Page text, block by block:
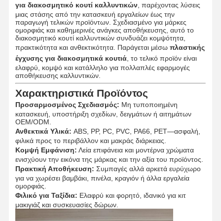
για διακοσμητικό κουτί καλλυντικών, παρέχοντας λύσεις
μιας στάσης από την κατασκευή εργαλείων έως την
παραγωγή τελικών προϊόντων. Σχεδιασμένο για μάρκες
ομορφιάς και καθημερινές ανάγκες αποθήκευσης, αυτό το
διακοσμητικό κουτί καλλυντικών συνδυάζει κομψότητα,
πρακτικότητα και ανθεκτικότητα. Παράγεται μέσω πλαστικής
έγχυσης για διακοσμητικά κουτιά, το τελικό προϊόν είναι
ελαφρύ, κομψό και κατάλληλο για πολλαπλές εφαρμογές
αποθήκευσης καλλυντικών.
Χαρακτηριστικά Προϊόντος
Προσαρμοσμένος Σχεδιασμός: Μη τυποποιημένη
κατασκευή, υποστήριξη σχεδίων, δειγμάτων ή αιτημάτων
OEM/ODM.
Ανθεκτικά Υλικά: ABS, PP, PC, PVC, PA66, PET—ασφαλή,
φιλικά προς το περιβάλλον και μακράς διάρκειας.
Κομψή Εμφάνιση: Λεία επιφάνεια και μοντέρνα χρώματα
ενισχύουν την εικόνα της μάρκας και την αξία του προϊόντος.
Πρακτική Αποθήκευση: Συμπαγές αλλά αρκετά ευρύχωρο
για να χωρέσει βαμβάκι, πινέλα, κραγιόν ή άλλα εργαλεία
ομορφιάς.
Φιλικό για Ταξίδια: Ελαφρύ και φορητό, ιδανικό για κιτ
μακιγιάζ και συσκευασίες δώρων.